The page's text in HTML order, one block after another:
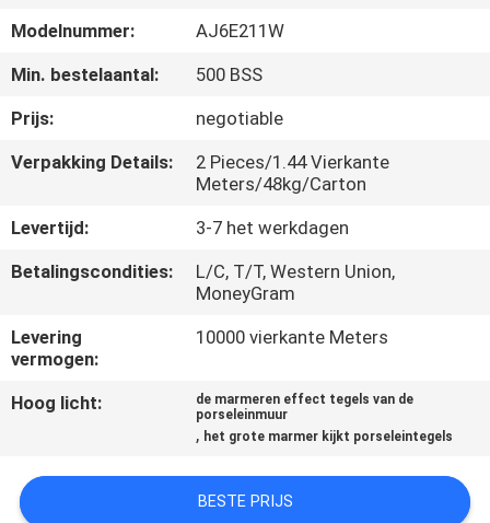
KWALITEITSCONTROLE
NEEM
CONTACT
ONS
OP
VRAAG
EEN
OFFERTE
SITEMAP
Modelnummer:
AJ6E211W
Min. bestelaantal:
500 BSS
Prijs:
negotiable
Verpakking Details:
2 Pieces/1.44 Vierkante
Meters/48kg/Carton
Levertijd:
3-7 het werkdagen
Betalingscondities:
L/C, T/T, Western Union,
MoneyGram
Levering
vermogen:
10000 vierkante Meters
Hoog licht:
de marmeren effect tegels van de
porseleinmuur
, het grote marmer kijkt porseleintegels
BESTE PRIJS